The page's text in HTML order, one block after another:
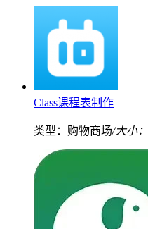
Class课程表制作
类型：购物商场/大小：